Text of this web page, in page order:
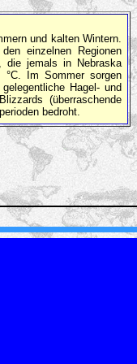
und kalten Wintern.
einzelnen Regionen
die jemals in Nebraska
Im Sommer sorgen
Hagel- und
(überraschende
bedroht.